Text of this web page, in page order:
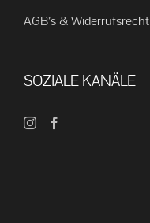
AGB’s & Widerrufsrecht
SOZIALE KANÄLE